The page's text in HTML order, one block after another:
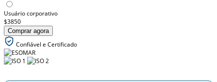
Usuário corporativo
$3850
Comprar agora
Confiável e Certificado